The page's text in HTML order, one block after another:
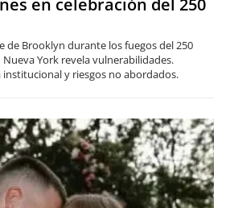
en celebración del 250
de Brooklyn durante los fuegos del 250
Nueva York revela vulnerabilidades.
institucional y riesgos no abordados.